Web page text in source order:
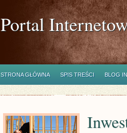
Portal
STRONA GŁÓWNA SPIS TREŚCI BLOG